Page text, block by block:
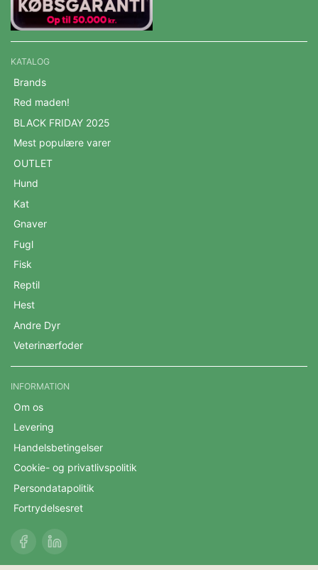
KATALOG
Brands
Red maden!
BLACK FRIDAY 2025
Mest populære varer
OUTLET
Hund
Kat
Gnaver
Fugl
Fisk
Reptil
Hest
Andre Dyr
Veterinærfoder
INFORMATION
Om os
Levering
Handelsbetingelser
Cookie- og privatlivspolitik
Persondatapolitik
Fortrydelsesret